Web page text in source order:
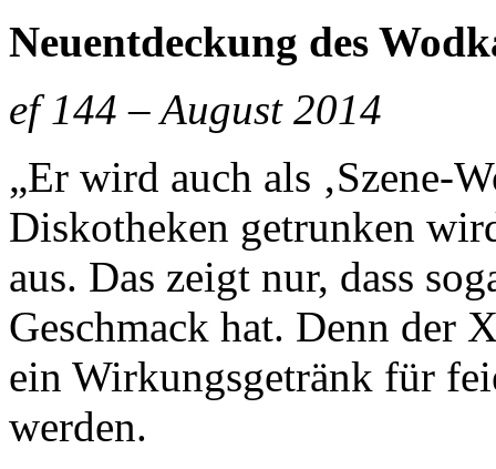
Neuentdeckung des
ef 144 – August 2014
„Er wird auch als ‚Szene-
Diskotheken getrunken
aus. Das zeigt nur, dass
Geschmack hat. Denn der
ein Wirkungsgetränk für
werden.